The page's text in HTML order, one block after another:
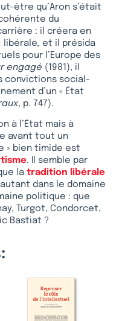
être qu’Aron s’était
du
: il créera en
libérale, et il présida
pour l’Europe des
engagé (1981), il
convictions social-
d’un « État
, p. 747).
à l’État mais à
avant tout un
» bien timide est
. Il semble par
la tradition libérale
dans le domaine
politique : que
Turgot, Condorcet,
Bastiat ?